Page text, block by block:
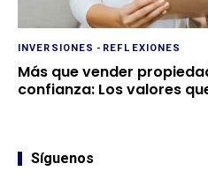
INVERSIONES - REFLEXIONES
Más que vender
confianza: Los valores
Síguenos